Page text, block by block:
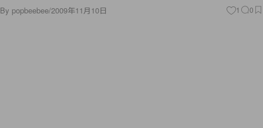
By popbeebee/2009年11月10日 1 0